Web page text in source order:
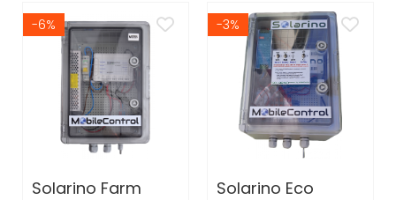
-6%
Solarino Farm
-3%
Solarino Eco